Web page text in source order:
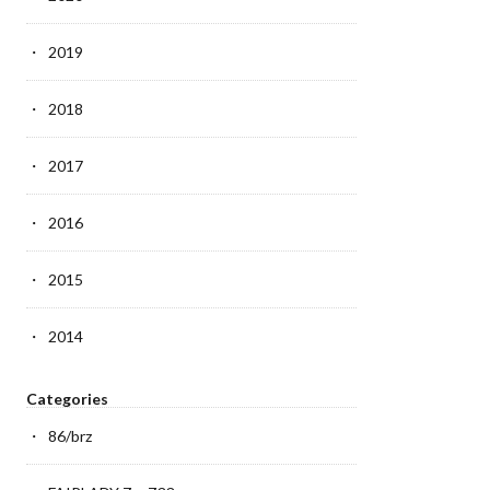
2019
2018
2017
2016
2015
2014
Categories
86/brz